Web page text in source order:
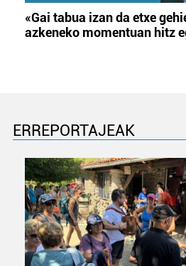
«Gai tabua izan da etxe
azkeneko momentuan hitz
ERREPORTAJEAK